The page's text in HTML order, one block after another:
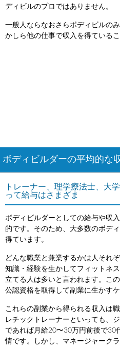
ディビルのプロではありません。
一般人ならなおさらボディビルの
かしら他の仕事で収入を得ている
ボディビルダーの平均的な
トレーナー、理学療法士、大
って給与はさまざま
ボディビルダーとしての給与や収
的です。そのため、大多数のボデ
得ています。
どんな職業と兼業するかは人それ
知識・経験を生かしてフィットネ
立てる人は多いと言われます。こ
公認資格を取得して副業に生かす
これらの副業から得られる収入は
レチックトレーナーといっても、
であれば月給20〜30万円前後で30
情です。しかし、マネージャーク